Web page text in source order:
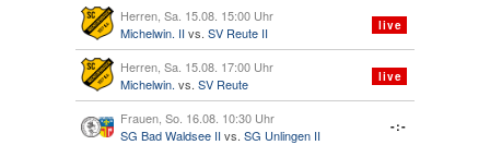
Herren, Sa. 15.08. 15:00 Uhr
Michelwin. IIvs. SV Reute II live
Herren, Sa. 15.08. 17:00 Uhr
Michelwin. vs. SV Reute live
Frauen, So. 16.08. 10:30 Uhr
SG Bad Waldsee IIvs. SG Unlingen II
-:-